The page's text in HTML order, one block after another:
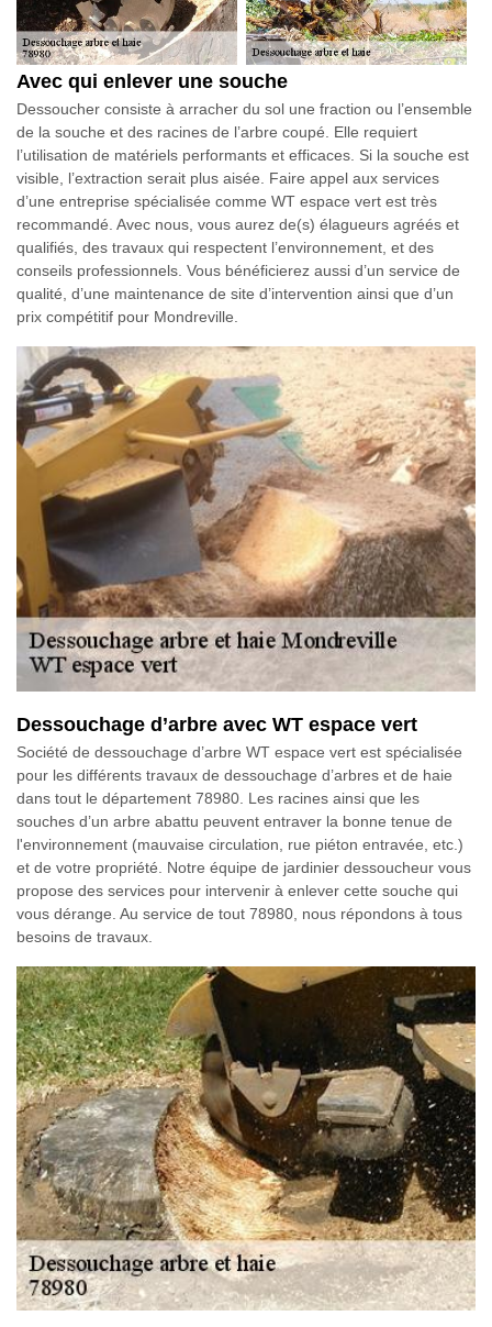
Avec qui enlever une souche
Dessoucher consiste à arracher du sol une fraction ou l’ensemble
de la souche et des racines de l’arbre coupé. Elle requiert
l’utilisation de matériels performants et efficaces. Si la souche est
visible, l’extraction serait plus aisée. Faire appel aux services
d’une entreprise spécialisée comme WT espace vert est très
recommandé. Avec nous, vous aurez de(s) élagueurs agréés et
qualifiés, des travaux qui respectent l’environnement, et des
conseils professionnels. Vous bénéficierez aussi d’un service de
qualité, d’une maintenance de site d’intervention ainsi que d’un
prix compétitif pour Mondreville.
Dessouchage d’arbre avec WT espace vert
Société de dessouchage d’arbre WT espace vert est spécialisée
pour les différents travaux de dessouchage d’arbres et de haie
dans tout le département 78980. Les racines ainsi que les
souches d’un arbre abattu peuvent entraver la bonne tenue de
l'environnement (mauvaise circulation, rue piéton entravée, etc.)
et de votre propriété. Notre équipe de jardinier dessoucheur vous
propose des services pour intervenir à enlever cette souche qui
vous dérange. Au service de tout 78980, nous répondons à tous
besoins de travaux.